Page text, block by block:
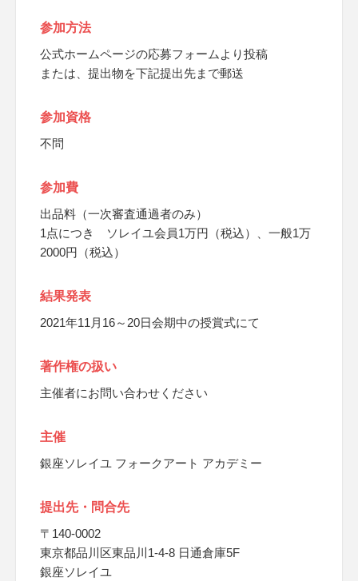
参加方法
公式ホームページの応募フォームより投稿
または、提出物を下記提出先まで郵送
参加資格
不問
参加費
出品料（一次審査通過者のみ）
1点につき ソレイユ会員1万円（税込）、一般1万
2000円（税込）
結果発表
2021年11月16～20日会期中の授賞式にて
著作権の扱い
主催者にお問い合わせください
主催
銀座ソレイユ フォークアート アカデミー
提出先・問合先
〒140-0002
東京都品川区東品川1-4-8 日通倉庫5F
銀座ソレイユ